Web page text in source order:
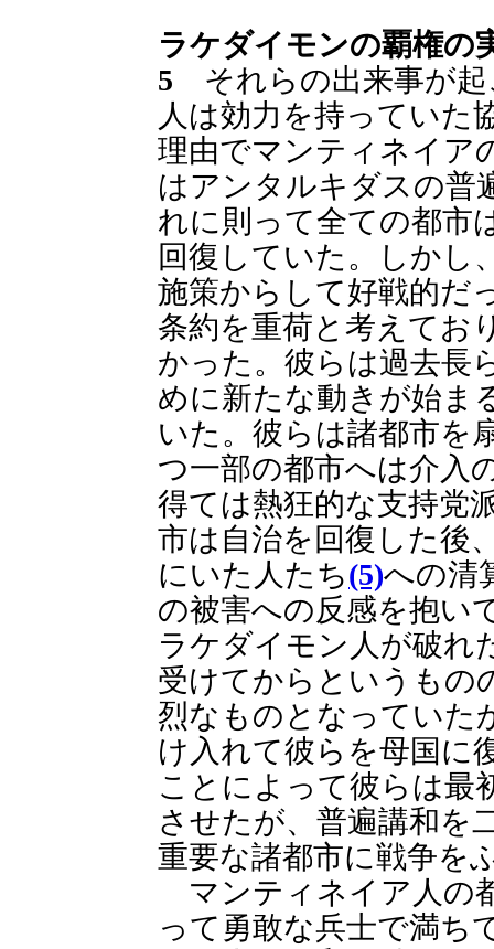
ラケダイモンの覇権の
5 それらの出来事が起
人は効力を持っていた
理由でマンティネイア
はアンタルキダスの普
れに則って全ての都市
回復していた。しかし
施策からして好戦的だ
条約を重荷と考えてお
かった。彼らは過去長
めに新たな動きが始ま
いた。彼らは諸都市を
つ一部の都市へは介入
得ては熱狂的な支持党
市は自治を回復した後
にいた人たち(5)への清
の被害への反感を抱い
ラケダイモン人が破れ
受けてからというもの
烈なものとなっていた
け入れて彼らを母国に
ことによって彼らは最
させたが、普遍講和を
重要な諸都市に戦争を
マンティネイア人の
って勇敢な兵士で満ち